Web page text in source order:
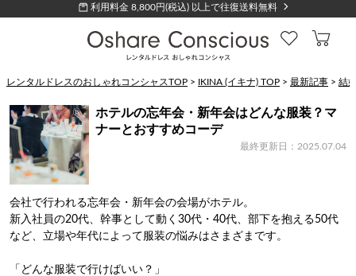
利用料金 8,800円(税込) 以上で往復送料無料
レンタルドレスのおしゃれコンシャスTOP > IKINA (イキナ) TOP > 最新記事 > 結
ホテルの忘年会・新年会はどんな服装？マ
ナーとおすすめコーデ
最終更新日：2025.07.04
会社で行われる忘年会・新年会の会場がホテル。
新入社員の20代、幹事として動く30代・40代、部下を抱える50代
など、立場や年代によって服装の悩みはさまざまです。
「どんな服装で行けばいい？」